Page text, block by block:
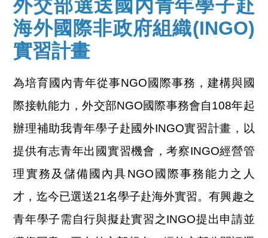
外交部選送國內青年學子赴
海外國際非政府組織(INGO)
實習計畫
為培育國內青年從事NGO國際事務，建構與國
際接軌能力，外交部NGO國際事務會自108年起
辦理補助我青年學子赴國外INGO實習計畫，以
提供有志青年出國實習機會，考察INGO經營管
理實務及儲備國內具NGO國際事務能力之人
才，迄今已選送21名學子赴海外實習。有興趣之
青年學子需自行與擬赴實習之INGO提出申請並